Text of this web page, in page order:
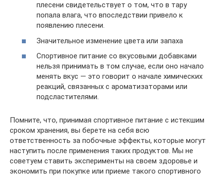
плесени свидетельствует о том, что в тару
попала влага, что впоследствии привело к
появлению плесени.
Значительное изменение цвета или запаха
Спортивное питание со вкусовыми добавками
нельзя принимать в том случае, если оно начало
менять вкус — это говорит о начале химических
реакций, связанных с ароматизаторами или
подсластителями.
Помните, что, принимая спортивное питание с истекшим
сроком хранения, вы берете на себя всю
ответственность за побочные эффекты, которые могут
наступить после применения таких продуктов. Мы не
советуем ставить эксперименты на своем здоровье и
экономить при покупке или приеме такого спортивного